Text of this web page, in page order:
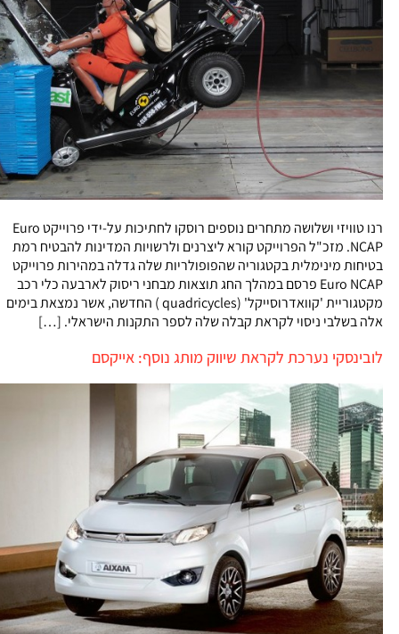
רנו טוויזי ושלושה מתחרים נוספים רוסקו לחתיכות על-ידי פרוייקט Euro
NCAP. מזכ"ל הפרוייקט קורא ליצרנים ולרשויות המדינות להבטיח רמת
בטיחות מינימלית בקטגוריה שהפופולריות שלה גדלה במהירות פרוייקט
Euro NCAP פרסם במהלך החג תוצאות מבחני ריסוק לארבעה כלי רכב
מקטגוריית 'קוואדרוסייקל' (quadricycles ) החדשה, אשר נמצאת בימים
אלה בשלבי ניסוי לקראת קבלה שלה לספר התקנות הישראלי. […]
לובינסקי נערכת לקראת שיווק מותג נוסף: אייקסם